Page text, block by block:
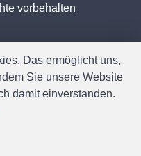
vorbehalten
Das ermöglicht uns,
Sie unsere Website
damit einverstanden.